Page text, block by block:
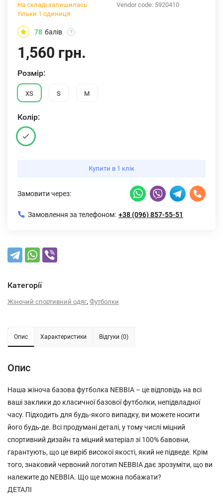
Vendor code: 5920410
На складі залишилась
тільки 1 одиниця
78 балів ?
1,560 грн.
Розмiр:
XS S M
Колiр:
Купити в 1 клік
Замовити через:
Замовлення за телефоном: +38 (096) 857-55-51
Категорії
Жіночий спортивний одяг, Футболки
Опис Характеристики Відгуки (0)
Опис
Наша жіноча базова футболка NEBBIA – це відповідь на всі
ваші заклики до класичної базової футболки, непідвладної
часу. Підходить для будь-якого випадку, ви можете носити
його будь-де. Всі продумані деталі, у тому числі міцний
спортивний дизайн та міцний матеріал зі 100% бавовни,
гарантують, що це виріб високої якості, який не підведе. Крім
того, знаковий червоний логотип NEBBIA дає зрозуміти, що ви
належите до NEBBIA. Що ще можна побажати?
ДЕТАЛІ